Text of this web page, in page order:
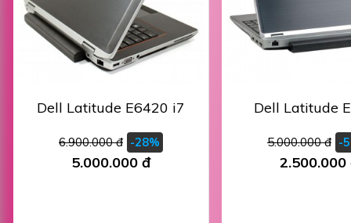
Dell Latitude E6420 i7
6.900.000 đ -28%
5.000.000 đ
Dell Latitude
5.000.000 đ -
2.500.000